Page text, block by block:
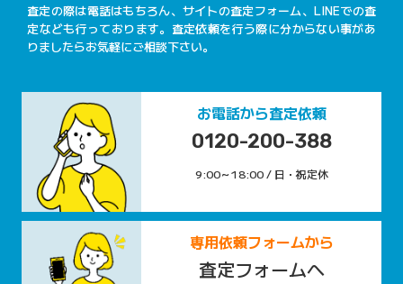
査定の際は電話はもちろん、サイトの査定フォーム、LINEでの査
定なども行っております。査定依頼を行う際に分からない事があ
りましたらお気軽にご相談下さい。
お電話から査定依頼
0120-200-388
9:00～18:00 / 日・祝定休
専用依頼フォームから
査定フォームへ